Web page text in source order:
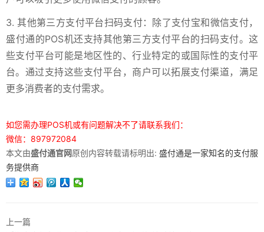
3. 其他第三方支付平台扫码支付：除了支付宝和微信支付，
盛付通的POS机还支持其他第三方支付平台的扫码支付。这
些支付平台可能是地区性的、行业特定的或国际性的支付平
台。通过支持这些支付平台，商户可以拓展支付渠道，满足
更多消费者的支付需求。
如您需办理POS机或有问题解决不了请联系我们：
微信：897972084
本文由盛付通官网原创内容转载请标明出: 盛付通是一家知名的支付服
务提供商
上一篇